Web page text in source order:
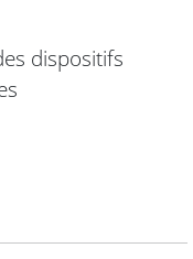
dispositifs